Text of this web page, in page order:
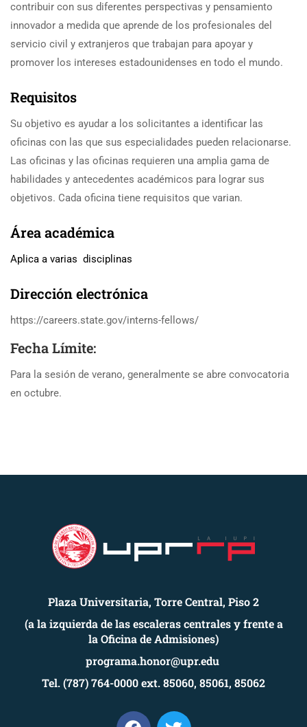
contribuir con sus diferentes perspectivas y pensamiento
innovador a medida que aprende de los profesionales del
servicio civil y extranjeros que trabajan para apoyar y
promover los intereses estadounidenses en todo el mundo.
Requisitos
Su objetivo es ayudar a los solicitantes a identificar las
oficinas con las que sus especialidades pueden relacionarse.
Las oficinas y las oficinas requieren una amplia gama de
habilidades y antecedentes académicos para lograr sus
objetivos. Cada oficina tiene requisitos que varian.
Área académica
Aplica a varias disciplinas
Dirección electrónica
https://careers.state.gov/interns-fellows/
Fecha Límite:
Para la sesión de verano, generalmente se abre convocatoria
en octubre.
Plaza Universitaria, Torre Central, Piso 2
(a la izquierda de las escaleras centrales y frente a
la Oficina de Admisiones)
programa.honor@upr.edu
Tel. (787) 764-0000 ext. 85060, 85061, 85062